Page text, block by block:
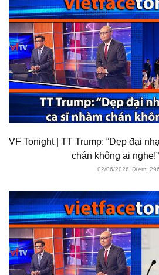
VF Tonight | TT Trump: “Dẹp đại
chán không ai
02/06/2026 (Xem: